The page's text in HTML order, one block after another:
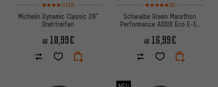
Bewertungen: 4 von 5 basierend auf 12 Bewertungen
(12)
Michelin Dynamic Classic 28"
Drahtreifen
AB 10,99€
Bewertungen: 5 von 5
(2)
Schwalbe Green Marathon
Performance ADDIX Eco E-50
AB 16,99€